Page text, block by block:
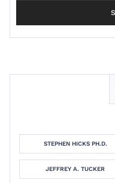
STEPHEN HICKS PH.D.
JEFFREY A. TUCKER